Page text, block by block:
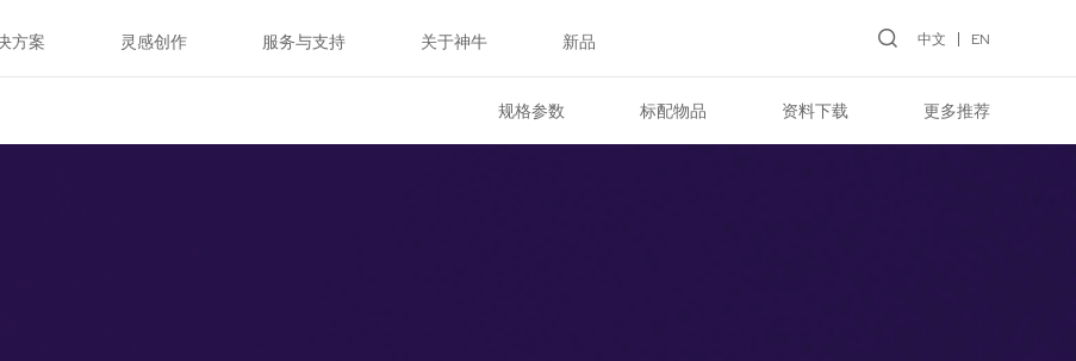
方案 灵感创作 服务与支持 关于神牛 新品 中文 EN
规格参数 标配物品 资料下载 更多推荐